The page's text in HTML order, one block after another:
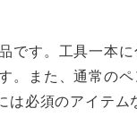
です。工具一本
。また、通常の
必須のアイテム